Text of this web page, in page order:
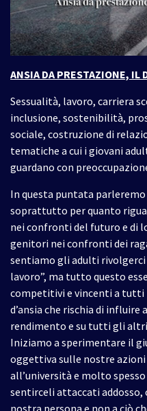
ANSIA DA PRESTAZIONE, IL
Sessualità, lavoro, carriera
inclusione, sostenibilità,
sociale, costruzione di
tematiche a cui i giovani
guardano con
In questa puntata
soprattutto per quanto
nei confronti del futuro e di
genitori nei confronti dei
sentiamo gli adulti rivolgerci
lavoro”, ma tutto questo
competitivi e vincenti a
d’ansia che rischia di
rendimento e su tutti gli
Iniziamo a sperimentare il
oggettiva sulle nostre
all’università e molto
sentirceli attaccati addosso,